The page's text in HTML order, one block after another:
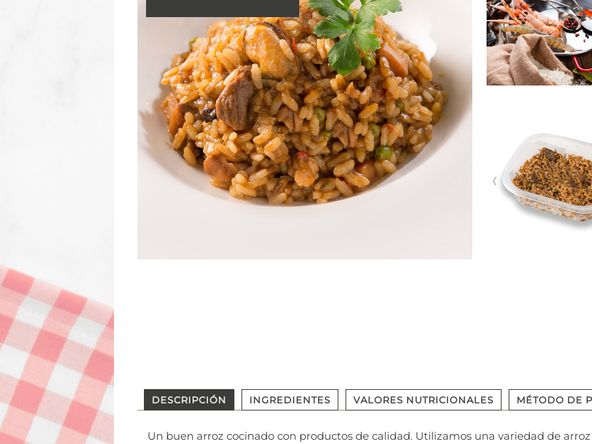
DESCRIPCIÓN INGREDIENTES VALORES NUTRICIONALES MÉTODO DE
Un buen arroz cocinado con productos de calidad. Utilizamos una variedad de